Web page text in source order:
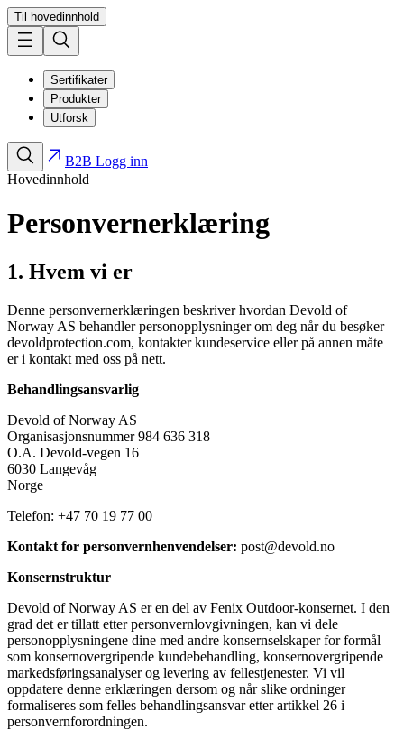
Til hovedinnhold
Sertifikater
Produkter
Utforsk
B2B Logg inn
Hovedinnhold
Personvernerklæring
1. Hvem vi er
Denne personvernerklæringen beskriver hvordan Devold of
Norway AS behandler personopplysninger om deg når du besøker
devoldprotection.com, kontakter kundeservice eller på annen måte
er i kontakt med oss på nett.
Behandlingsansvarlig
Devold of Norway AS
Organisasjonsnummer 984 636 318
O.A. Devold-vegen 16
6030 Langevåg
Norge
Telefon: +47 70 19 77 00
Kontakt for personvernhenvendelser: post@devold.no
Konsernstruktur
Devold of Norway AS er en del av Fenix Outdoor-konsernet. I den
grad det er tillatt etter personvernlovgivningen, kan vi dele
personopplysningene dine med andre konsernselskaper for formål
som konsernovergripende kundebehandling, konsernovergripende
markedsføringsanalyser og levering av fellestjenester. Vi vil
oppdatere denne erklæringen dersom og når slike ordninger
formaliseres som felles behandlingsansvar etter artikkel 26 i
personvernforordningen.